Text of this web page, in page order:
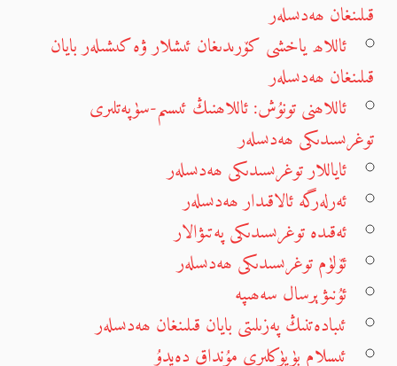
قىلىنغان ھەدىسلەر
ئاللاھ ياخشى كۆرىدىغان ئىشلار ۋە كىشىلەر بايان
قىلىنغان ھەدىسلەر
ئاللاھنى تونۇش: ئاللاھنىڭ ئىسىم-سۈپەتلىرى
توغرىسىدىكى ھەدىسلەر
ئاياللار توغرىسىدىكى ھەدىسلەر
ئەرلەرگە ئالاقىدار ھەدىسلەر
ئەقىدە توغرىسىدىكى پەتىۋالار
ئۆلۈم توغرىسىدىكى ھەدىسلەر
ئۇنىۋېرسال سەھىپە
ئىبادەتنىڭ پەزىلىتى بايان قىلىنغان ھەدىسلەر
ئىسلام بۈيۈكلىرى مۇنداق دەيدۇ